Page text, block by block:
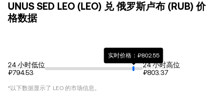
UNUS SED LEO (LEO) 兑 俄罗斯卢布 (RUB) 价
格数据
24 小时低位
₽794.53
实时价格：₽802.55
24 小时高位
₽803.37
*以下数据显示了 LEO 的市场信息。